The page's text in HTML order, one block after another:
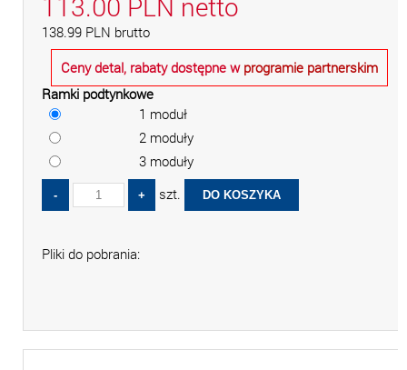
113.00 PLN netto
138.99 PLN brutto
Ceny detal, rabaty dostępne w programie partnerskim
Ramki podtynkowe
1 moduł
2 moduły
3 moduły
szt.
Pliki do pobrania: